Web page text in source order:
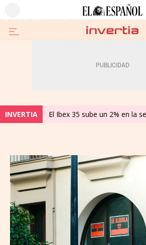
INVERTIA El Ibex 35 sube un 2% en la